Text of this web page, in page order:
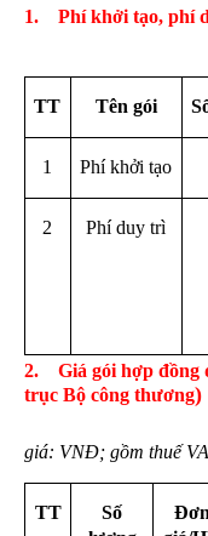
1.
Phí khởi tạo, phí
TT Tên gói
1 Phí khởi tạo
2 Phí duy trì
2.
Giá gói hợp đồng
trục Bộ công thương)
giá: VNĐ; gồm thuế
TT
Số
Đơn